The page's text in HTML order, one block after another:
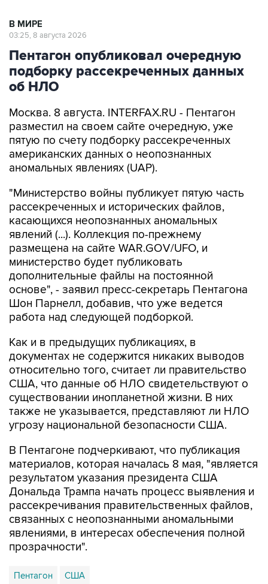
В МИРЕ
03:25, 8 августа 2026
Пентагон опубликовал очередную
подборку рассекреченных данных
об НЛО
Москва. 8 августа. INTERFAX.RU - Пентагон
разместил на своем сайте очередную, уже
пятую по счету подборку рассекреченных
американских данных о неопознанных
аномальных явлениях (UAP).
"Министерство войны публикует пятую часть
рассекреченных и исторических файлов,
касающихся неопознанных аномальных
явлений (...). Коллекция по-прежнему
размещена на сайте WAR.GOV/UFO, и
министерство будет публиковать
дополнительные файлы на постоянной
основе", - заявил пресс-секретарь Пентагона
Шон Парнелл, добавив, что уже ведется
работа над следующей подборкой.
Как и в предыдущих публикациях, в
документах не содержится никаких выводов
относительно того, считает ли правительство
США, что данные об НЛО свидетельствуют о
существовании инопланетной жизни. В них
также не указывается, представляют ли НЛО
угрозу национальной безопасности США.
В Пентагоне подчеркивают, что публикация
материалов, которая началась 8 мая, "является
результатом указания президента США
Дональда Трампа начать процесс выявления и
рассекречивания правительственных файлов,
связанных с неопознанными аномальными
явлениями, в интересах обеспечения полной
прозрачности".
Пентагон США